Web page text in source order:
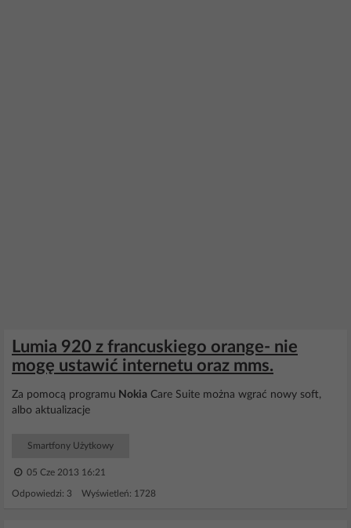
Lumia 920 z francuskiego orange- nie
mogę ustawić internetu oraz mms.
Za pomocą programu Nokia Care Suite można wgrać nowy soft,
albo aktualizacje
Smartfony Użytkowy
05 Cze 2013 16:21
Odpowiedzi: 3 Wyświetleń: 1728